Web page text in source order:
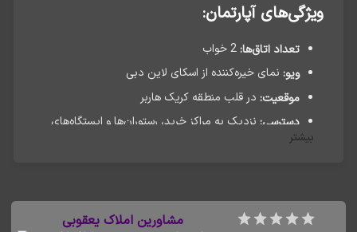
ویژگی‌های آپارتمان:
تعداد اتاق‌ها:
ویو: نمای خیره‌کننده از اسکای لاین دبی
موقعیت: در قلب منطقه کریک هاربر
دسترسی: نزدیک به مراکز خرید، رستوران‌ها و ایستگاه‌های
حمل و نقل
قیمت اجاره:
بیشتر
مشاورین املاک یعقوبی